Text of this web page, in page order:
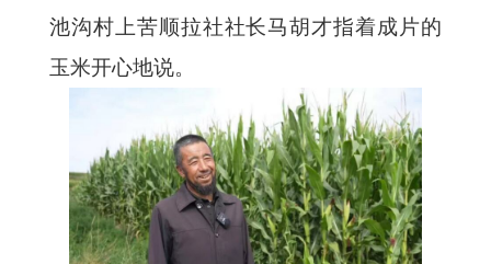
池沟村上苦顺拉社社长马胡才指着成片的
玉米开心地说。